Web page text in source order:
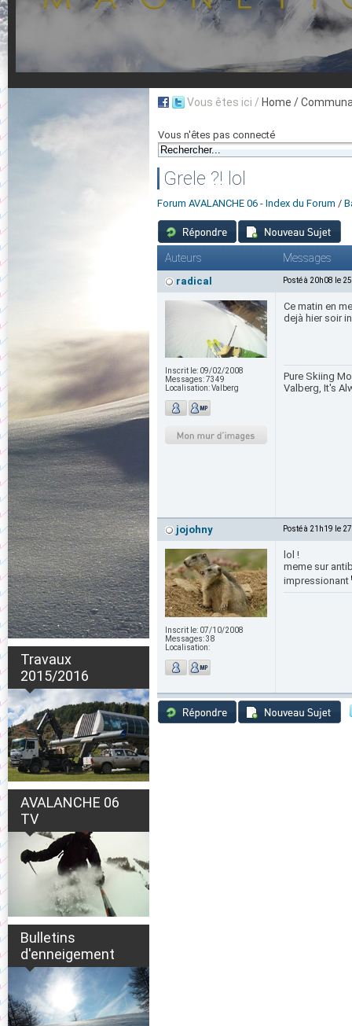
Travaux
2015/2016
AVALANCHE 06
TV
Bulletins
d'enneigement
Vous êtes ici / Home /
Vous n'êtes pas connecté
Grele ?! lol
Forum AVALANCHE 06 - Index du Forum /
Auteurs Messages
radical Posté à 20h08 le
Inscrit le: 09/02/2008
Messages:7349
Localisation:Valberg
Ce matin en
dejà hier soir
Pure Skiing
Valberg, It's
jojohny Posté à 21h19 le
Inscrit le: 07/10/2008
Messages:38
Localisation:
lol !
meme sur
impressionant